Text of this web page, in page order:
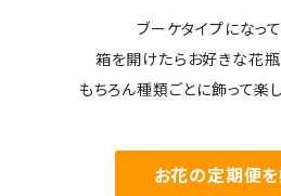
ブーケタイプになって
箱を開けたらお好きな花
もちろん種類ごとに飾って楽
お花の定期便